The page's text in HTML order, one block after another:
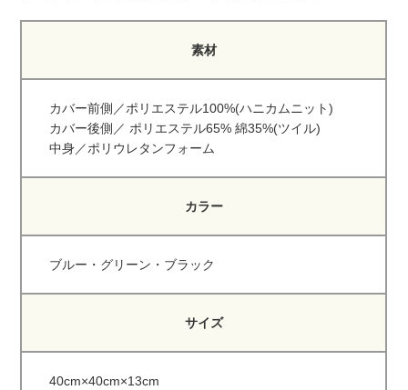
素材
カバー前側／ポリエステル100%(ハニカムニット)
カバー後側／ ポリエステル65% 綿35%(ツイル)
中身／ポリウレタンフォーム
カラー
ブルー・グリーン・ブラック
サイズ
40cm×40cm×13cm